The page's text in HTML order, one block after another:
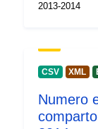
Tidsperiod:
2013-2014
CSV XML
Numero